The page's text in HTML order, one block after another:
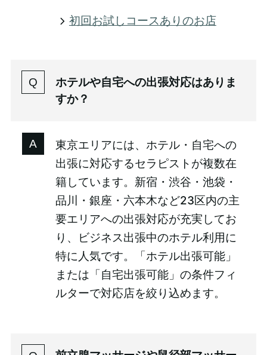
初回お試しコースありのお店
ホテルや自宅への出張対応はありま
すか？
東京エリアには、ホテル・自宅への
出張に対応するセラピストが複数在
籍しています。新宿・渋谷・池袋・
品川・銀座・六本木など23区内の主
要エリアへの出張対応が充実してお
り、ビジネス出張中のホテル利用に
特に人気です。「ホテル出張可能」
または「自宅出張可能」の条件フィ
ルターで対応店を絞り込めます。